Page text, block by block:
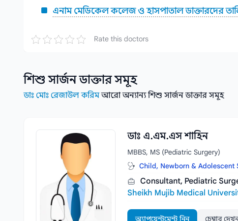
এনাম মেডিকেল কলেজ ও হাসপাতাল ডাক্তারদের
Rate this doctors
শিশু সার্জন ডাক্তার সমূহ
ডাঃ মোঃ রেজাউল করিমআরো অন্যান্য শিশু সার্জন ডাক্তার সমূহ
ডাঃ এ.এম.এস শাহিন
MBBS, MS (Pediatric Surgery)
Child, Newborn & Adolescent
Consultant, Pediatric
Sheikh Mujib Medical
অ্যাপয়েন্টমেন্ট নিন চেম্বার